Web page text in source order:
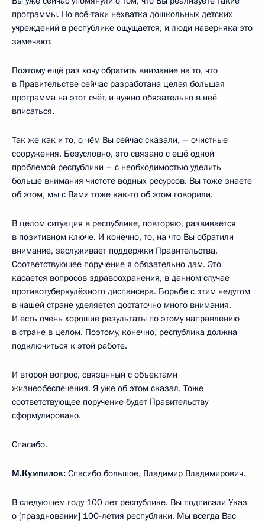
программы. Но всё-таки нехватка дошкольных детских
учреждений в республике ощущается, и люди наверняка это
замечают.
Поэтому ещё раз хочу обратить внимание на то, что
в Правительстве сейчас разработана целая большая
программа на этот счёт, и нужно обязательно в неё
вписаться.
Так же как и то, о чём Вы сейчас сказали, – очистные
сооружения. Безусловно, это связано с ещё одной
проблемой республики – с необходимостью уделить
больше внимания чистоте водных ресурсов. Вы тоже знаете
об этом, мы с Вами тоже как-то об этом говорили.
В целом ситуация в республике, повторяю, развивается
в позитивном ключе. И конечно, то, на что Вы обратили
внимание, заслуживает поддержки Правительства.
Соответствующее поручение я обязательно дам. Это
касается вопросов здравоохранения, в данном случае
противотуберкулёзного диспансера. Борьбе с этим недугом
в нашей стране уделяется достаточно много внимания.
И есть очень хорошие результаты по этому направлению
в стране в целом. Поэтому, конечно, республика должна
подключиться к этой работе.
И второй вопрос, связанный с объектами
жизнеобеспечения. Я уже об этом сказал. Тоже
соответствующее поручение будет Правительству
сформулировано.
Спасибо.
М.Кумпилов: Спасибо большое, Владимир Владимирович.
В следующем году 100 лет республике. Вы подписали Указ
о [праздновании] 100-летия республики. Мы всегда Вас